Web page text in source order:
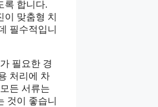
록 합니다.
맞춤형 치
필수적입니
필요한 경
처리에 차
든 서류는
것이 좋습니